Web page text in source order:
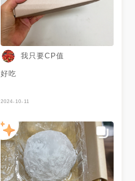
我只要CP值
好吃
2024-10-11